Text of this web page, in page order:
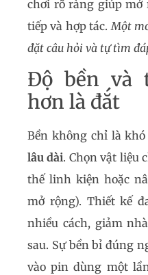
chơi rõ ràng giúp mở
tiếp và hợp tác. Một
đặt câu hỏi và tự tìm
Độ bền và
hơn là đắt
Bền không chỉ là
lâu dài. Chọn vật liệu
thế linh kiện hoặc
mở rộng). Thiết kế
nhiều cách, giảm
sau. Sự bền bỉ đúng
vào pin dùng một